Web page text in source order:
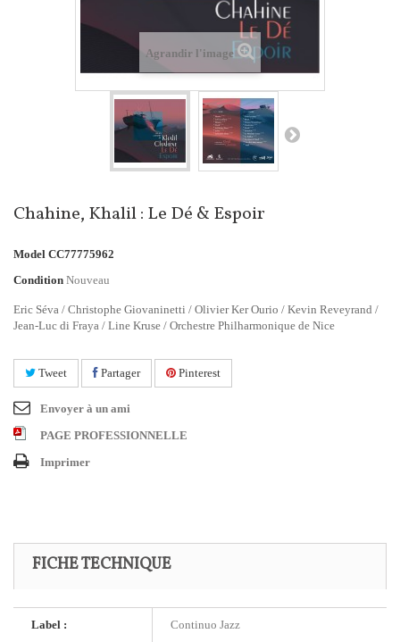
Agrandir l'image
Chahine, Khalil : Le Dé & Espoir
Model CC77775962
Condition Nouveau
Eric Séva / Christophe Giovaninetti / Olivier Ker Ourio / Kevin Reveyrand /
Jean-Luc di Fraya / Line Kruse / Orchestre Philharmonique de Nice
Tweet Partager Pinterest
Envoyer à un ami
PAGE PROFESSIONNELLE
Imprimer
FICHE TECHNIQUE
Label : Continuo Jazz